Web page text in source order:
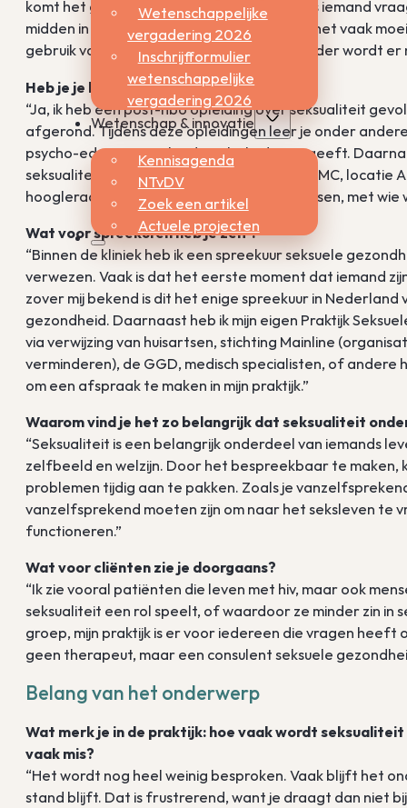
Wetenschappelijke
vergadering 2026
Inschrijfformulier
wetenschappelijke
vergadering 2026
Wetenschap & innovatie
Kennisagenda
NTvDV
Zoek een artikel
Actuele projecten
komt het gesprek vaak vanzelf op gang: als iemand
midden in het thema. In de reguliere zorg is het vaak
gebruik van een condoom geadviseerd, verder wordt er
Heb je je hier verder in gespecialiseerd?
“Ja, ik heb een post-hbo opleiding over seksualiteit
afgerond. Tijdens deze opleidingen leer je onder
psycho-educatie aanbiedt en beleid vormgeeft.
seksualiteit. Toen ik nog in het Amsterdam UMC, locatie
hoogleraar seksuologie en prof. Rik van Lunsen, met wie
Wat voor spreekuren heb je zelf?
“Binnen de kliniek heb ik een spreekuur seksuele
verwezen. Vaak is dat het eerste moment dat iemand
zover mij bekend is dit het enige spreekuur in
gezondheid. Daarnaast heb ik mijn eigen Praktijk
via verwijzing van huisartsen, stichting Mainline
verminderen), de GGD, medisch specialisten, of
om een afspraak te maken in mijn praktijk.”
Waarom vind je het zo belangrijk dat seksualiteit
“Seksualiteit is een belangrijk onderdeel van iemands
zelfbeeld en welzijn. Door het bespreekbaar te
problemen tijdig aan te pakken. Zoals je
vanzelfsprekend moeten zijn om naar het seksleven te
functioneren.”
Wat voor cliënten zie je doorgaans?
“Ik zie vooral patiënten die leven met hiv, maar ook
seksualiteit een rol speelt, of waardoor ze minder zin in
groep, mijn praktijk is er voor iedereen die vragen
geen therapeut, maar een consulent seksuele
Belang van het onderwerp
Wat merk je in de praktijk: hoe vaak wordt
vaak mis?
“Het wordt nog heel weinig besproken. Vaak blijft het
stand blijft. Dat is frustrerend, want je draagt dan niet